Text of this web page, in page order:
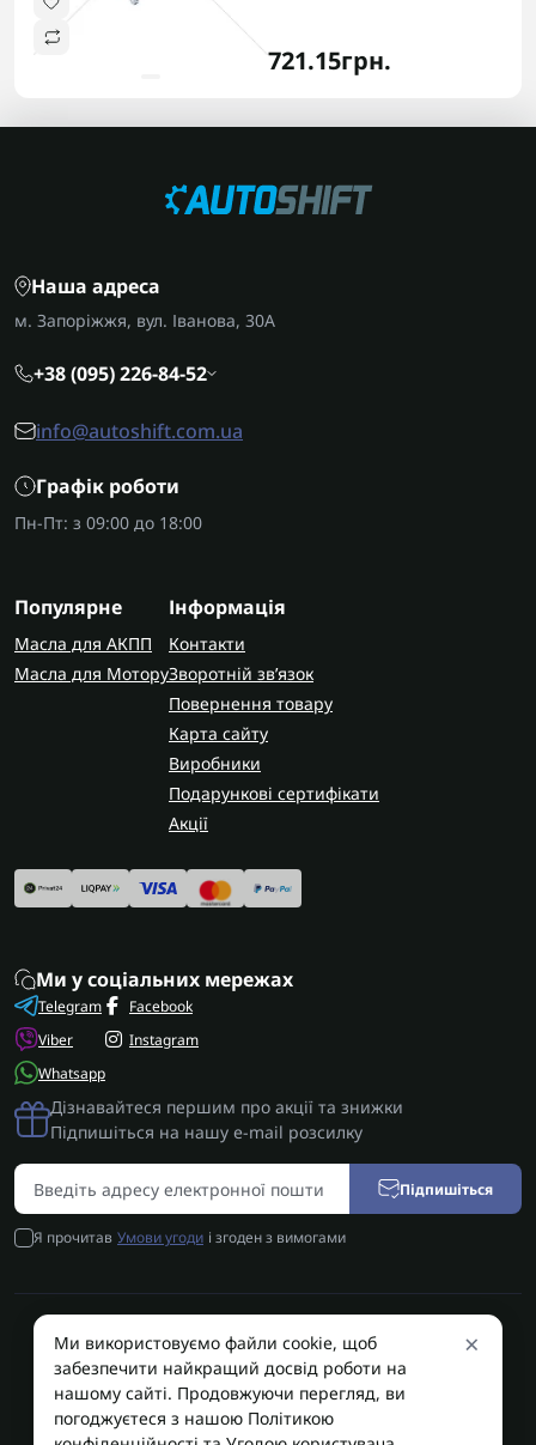
721.15грн.
Наша адреса
м. Запоріжжя, вул. Іванова, 30А
+38 (095) 226-84-52
info@autoshift.com.ua
Графік роботи
Пн-Пт: з 09:00 до 18:00
Популярне
Масла для АКПП
Масла для Мотору
Інформація
Контакти
Зворотній зв’язок
Повернення товару
Карта сайту
Виробники
Подарункові сертифікати
Акції
Ми у соціальних мережах
Telegram
Viber
Whatsapp
Facebook
Instagram
Дізнавайтеся першим про акції та знижки
Підпишіться на нашу e-mail розсилку
Підпишіться
Я прочитав Умови угоди і згоден з вимогами
AUTOSHIFT | Запчастини АКПП | Ремонт АКПП © 2026
AUTOSHIFT
×
Ми використовуємо файли cookie, щоб
забезпечити найкращий досвід роботи на
нашому сайті. Продовжуючи перегляд, ви
погоджуєтеся з нашою Політикою